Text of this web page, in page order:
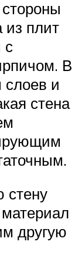
из плит
с
В
и
стена
стену
другую